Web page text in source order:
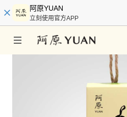
阿原YUAN
立刻使用官方APP